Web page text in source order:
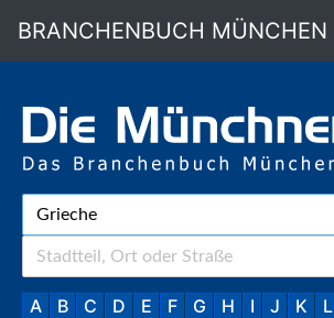
BRANCHENBUCH MÜNCHEN
A B C D E F G H I J K L